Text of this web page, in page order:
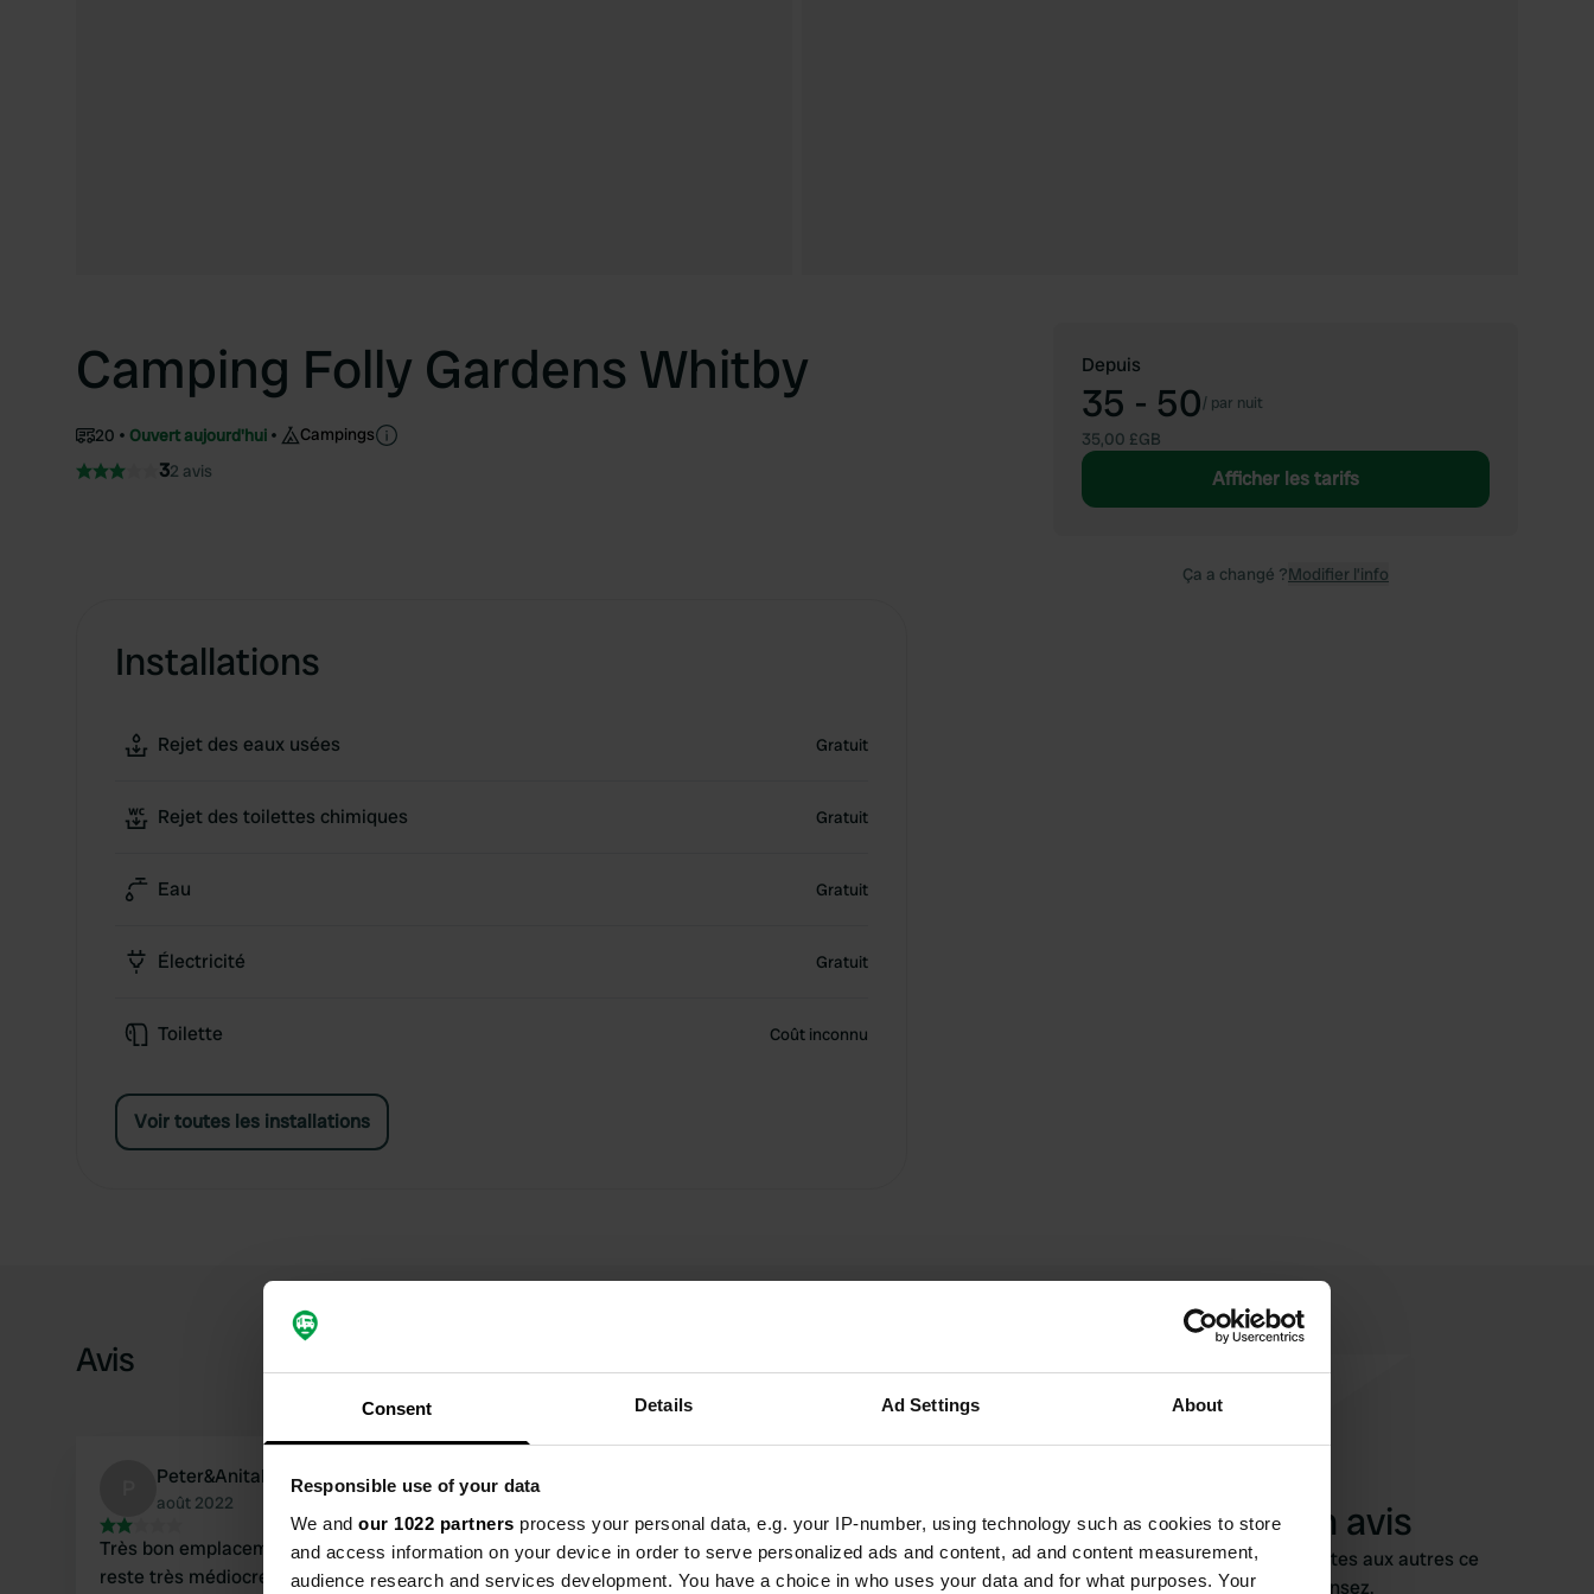
Consent Details Ad Settings About
Responsible use of your data
We and our 1022 partners process your personal data, e.g. your IP-number, using technology such as cookies to store
and access information on your device in order to serve personalized ads and content, ad and content measurement,
audience research and services development. You have a choice in who uses your data and for what purposes. Your
Camping Folly Gardens Whitby
20 Ouvert aujourd'hui Campings
32 avis
Installations
Rejet des eaux usées Gratuit
Rejet des toilettes chimiques Gratuit
Eau Gratuit
Électricité Gratuit
Toilette Coût inconnu
Voir toutes les installations
Depuis
35 - 50/ par nuit
35,00 £GB
Afficher les tarifs
Ça a changé ?Modifier l’info
Avis
Peter&AnitaK
août 2022
Très bon emplacement près de Whitby. Tout le
reste très médiocre. Sanitaire douche sale petit
Près du centre de Whitby. Lieu qui vaut le
détour. Le camping a plusieurs niveaux contre
Ajouter un avis
Vous êtes déjà venu ici ? Dites aux autres ce
que vous en pensez.